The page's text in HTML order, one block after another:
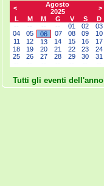
<
Agosto
2025
>
L
M M G V S
D
01 02
03
04
05 06 07 08 09
10
11
12 13 14 15 16
17
18
19 20 21 22 23
24
25
26 27 28 29 30
31
Tutti gli eventi dell'anno